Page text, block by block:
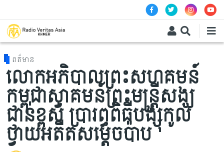
ពត៌មាន
លោកអភិបាលព្រះសហគមន៍
កម្ពុជាស្វាគមន៍ព្រះមន្ត្រីសង្ឃ
ជាន់ខ្ពស់ ប្រារព្ធពិធីបង្សុកូល
ថ្វាយអតីតសម្តេចប៉ាប